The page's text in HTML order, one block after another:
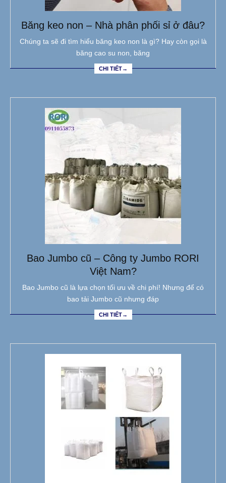
Băng keo non – Nhà phân phối sỉ ở đâu?
Chúng ta sẽ đi tìm hiểu băng keo non là gì? Hay còn gọi là
băng cao su non, băng
CHI TIẾT→
Bao Jumbo cũ – Công ty Jumbo RORI
Việt Nam?
Bao Jumbo cũ là lựa chọn tối ưu về chi phí! Nhưng để có
bao tải Jumbo cũ nhưng đáp
CHI TIẾT→